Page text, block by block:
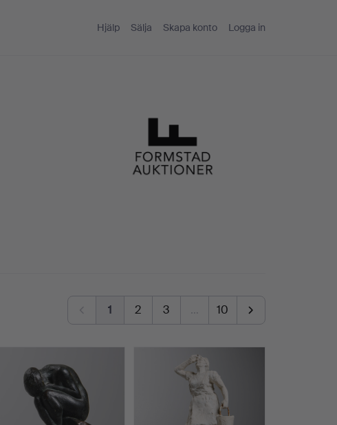
Hjälp Sälja Skapa konto Logga in
1 2 3 … 10